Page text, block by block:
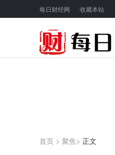
每日财经网 收藏本站
首页 > 聚焦> 正文